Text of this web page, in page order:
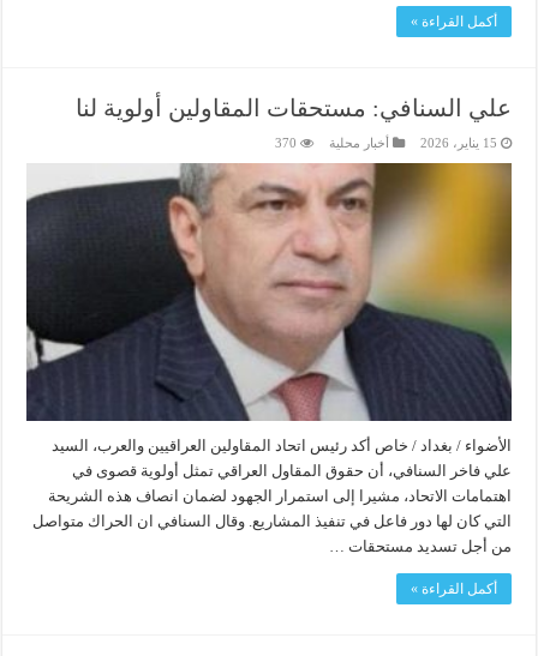
أكمل القراءة »
علي السنافي: مستحقات المقاولين أولوية لنا
15 يناير، 2026 أخبار محلية 370
الأضواء / بغداد / خاص أكد رئيس اتحاد المقاولين العراقيين والعرب، السيد
علي فاخر السنافي، أن حقوق المقاول العراقي تمثل أولوية قصوى في
اهتمامات الاتحاد، مشيرا إلى استمرار الجهود لضمان انصاف هذه الشريحة
التي كان لها دور فاعل في تنفيذ المشاريع. وقال السنافي ان الحراك متواصل
من أجل تسديد مستحقات …
أكمل القراءة »